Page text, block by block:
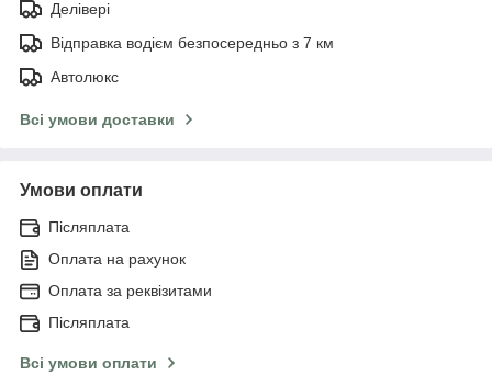
Делівері
Відправка водієм безпосередньо з 7 км
Автолюкс
Всі умови доставки
Умови оплати
Післяплата
Оплата на рахунок
Оплата за реквізитами
Післяплата
Всі умови оплати